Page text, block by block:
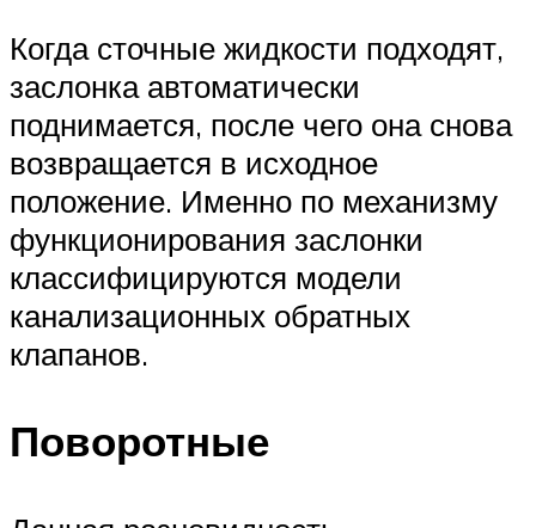
Когда сточные жидкости подходят,
заслонка автоматически
поднимается, после чего она снова
возвращается в исходное
положение. Именно по механизму
функционирования заслонки
классифицируются модели
канализационных обратных
клапанов.
Поворотные